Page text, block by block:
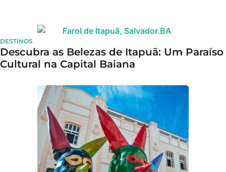
DESTINOS
Descubra as Belezas de Itapuã: Um Paraíso
Cultural na Capital Baiana